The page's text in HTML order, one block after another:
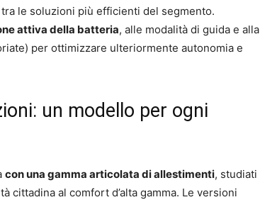
le soluzioni più efficienti del segmento.
attiva della batteria, alle modalità di guida e alla
per ottimizzare ulteriormente autonomia e
un modello per ogni
con una gamma articolata di allestimenti, studiati
cittadina al comfort d’alta gamma. Le versioni